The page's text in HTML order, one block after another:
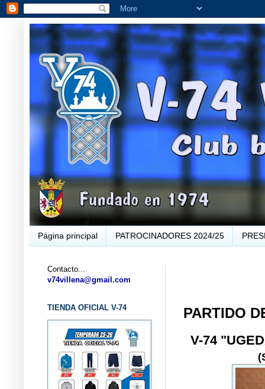
Página principal PATROCINADORES 2024/25
PARTIDO
V-74
Contacto...
v74villena@gmail.com
TIENDA OFICIAL V-74